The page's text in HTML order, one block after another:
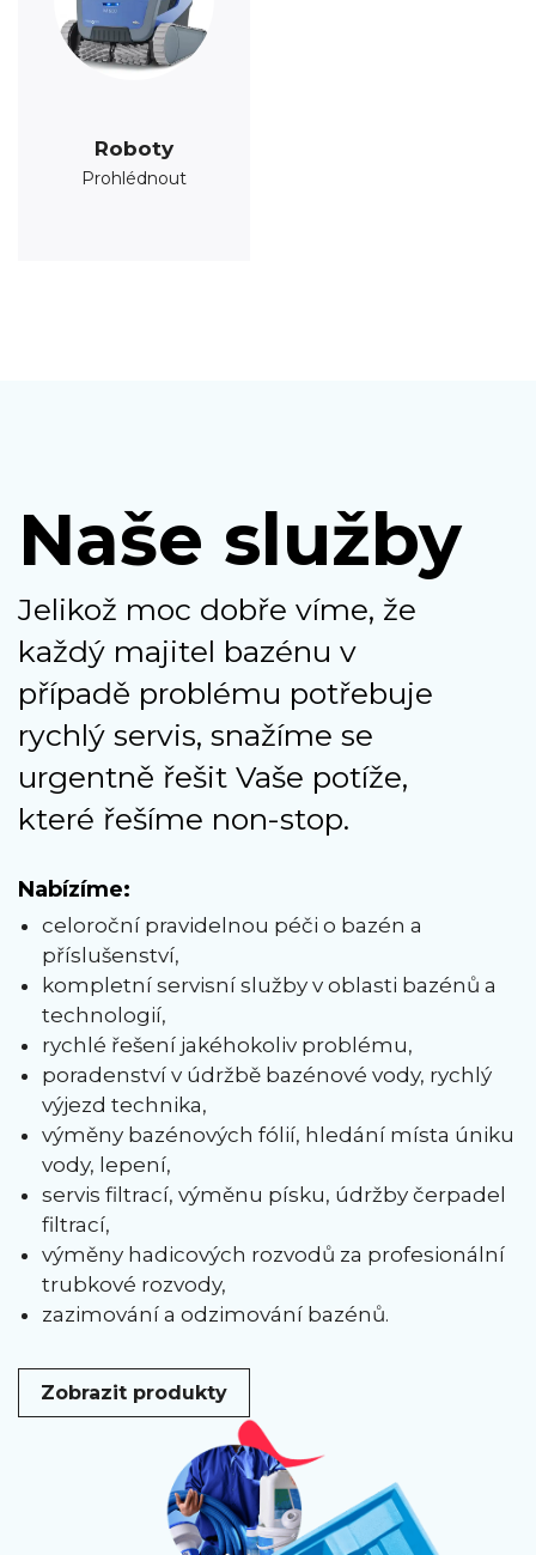
Roboty
Prohlédnout
Naše služby
Jelikož moc dobře víme, že
každý majitel bazénu v
případě problému potřebuje
rychlý servis, snažíme se
urgentně řešit Vaše potíže,
které řešíme non-stop.
Nabízíme:
celoroční pravidelnou péči o bazén a
příslušenství,
kompletní servisní služby v oblasti bazénů a
technologií,
rychlé řešení jakéhokoliv problému,
poradenství v údržbě bazénové vody, rychlý
výjezd technika,
výměny bazénových fólií, hledání místa úniku
vody, lepení,
servis filtrací, výměnu písku, údržby čerpadel
filtrací,
výměny hadicových rozvodů za profesionální
trubkové rozvody,
zazimování a odzimování bazénů.
Zobrazit produkty